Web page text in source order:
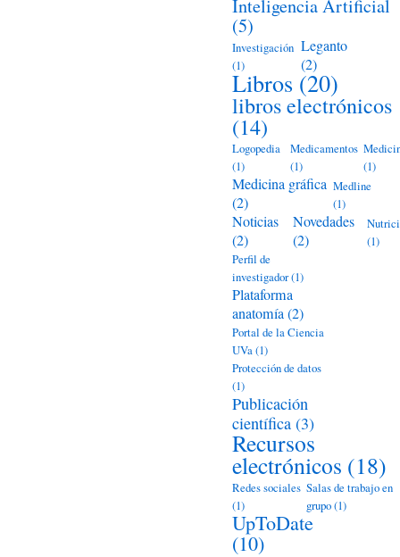
Inteligencia Artificial
(5)
Investigación
(1)
Leganto
(2)
Libros (20)
libros electrónicos
(14)
Logopedia
(1)
Medicamentos
(1)
(1)
Medicina gráfica
(2)
Medline
(1)
Noticias
(2)
Novedades
(2)
(1)
Perfil de
investigador(1)
Plataforma
anatomía(2)
Portal de la Ciencia
UVa(1)
Protección de datos
(1)
Publicación
científica (3)
Recursos
electrónicos (18)
Redes sociales
(1)
Salas de trabajo en
grupo(1)
UpToDate
(10)